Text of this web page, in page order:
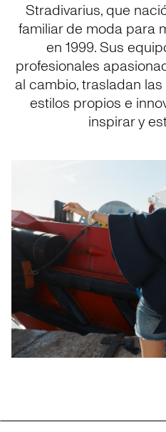
Stradivarius, que
familiar de moda para
en 1999. Sus
profesionales
al cambio, trasladan
estilos propios e
inspirar y